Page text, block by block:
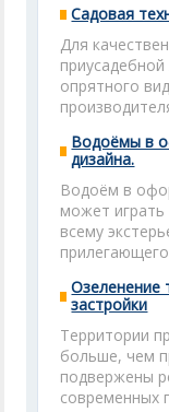
Садовая
Для
опрятного
Водоёмы в
дизайна.
Водоём в
может
всему
Озеленение
застройки
Территории
больше, чем
подвержены
современных